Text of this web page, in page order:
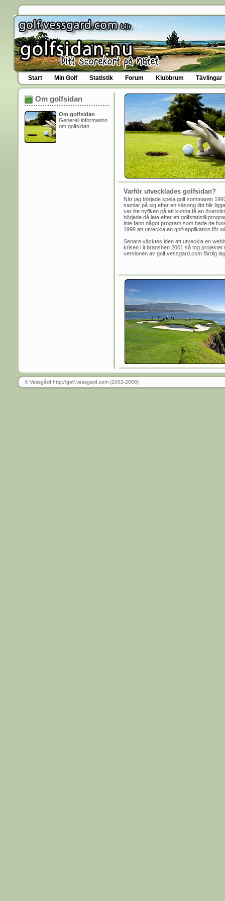
Start Min Golf Statistik Forum Klubbrum Tävlingar
Om golfsidan
Om golfsidan
Generell information
om golfsidan
Varför utvecklades golfsidan?
När jag började spela golf sommaren
samlar på sig efter en säsong lätt blir
var lite nyfiken på att kunna få en
började då leta efter ett
inte fann något program som hade de
1998 att utveckla en golf-applikation för
Senare väcktes iden att utveckla en
krisen i it branshen 2001 så tog
versionen av golf.vessgard.com färdig
© Vessgård http://golf.vessgard.com (2002-2008)